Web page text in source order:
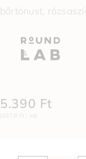
bőrtónust,
5.390 Ft
(107,8 Ft / ml)